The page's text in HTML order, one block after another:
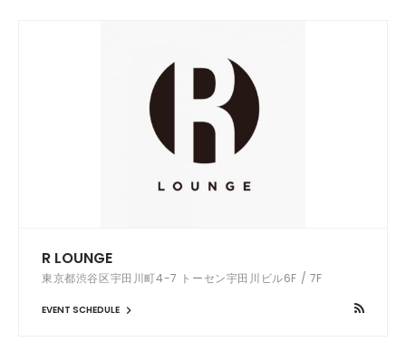
R LOUNGE
東京都渋谷区宇田川町4-7 トーセン宇田川ビル6F / 7F
EVENT SCHEDULE